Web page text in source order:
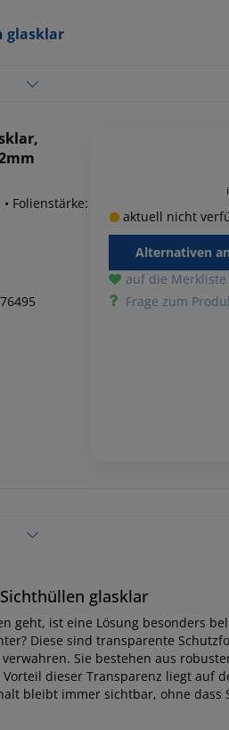
glasklar
Folienstärke:
aktuell nicht
Alternativen
auf die Merkliste
Frage zum
glasklar
geht, ist eine Lösung besonders
Diese sind transparente
Sie bestehen aus
dieser Transparenz liegt auf
bleibt immer sichtbar, ohne dass